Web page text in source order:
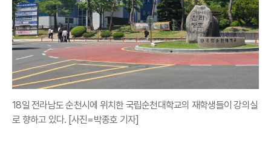
18일 전라남도 순천시에 위치한 국립순천대학교의 재학생들이 강의실
로 향하고 있다. [사진=박종호 기자]